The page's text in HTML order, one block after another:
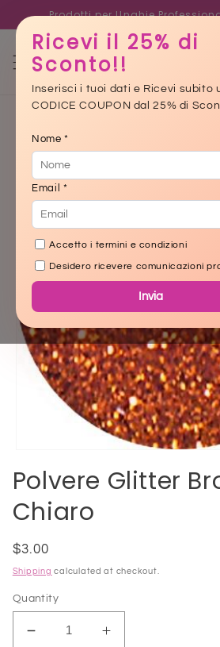
Skip toProdotti per Unghie
product
information
1
in
modal
Polvere Glitter
Chiaro
Regular
price
$3.00
Shipping calculated at checkout.
Quantity
Decrease
Increase
Ricevi il 25% di
Sconto!!
Inserisci i tuoi dati e Ricevi subito
CODICE COUPON dal 25% di
Nome *
Email *
Accetto i termini e condizioni
Desidero ricevere comunicazioni
Invia